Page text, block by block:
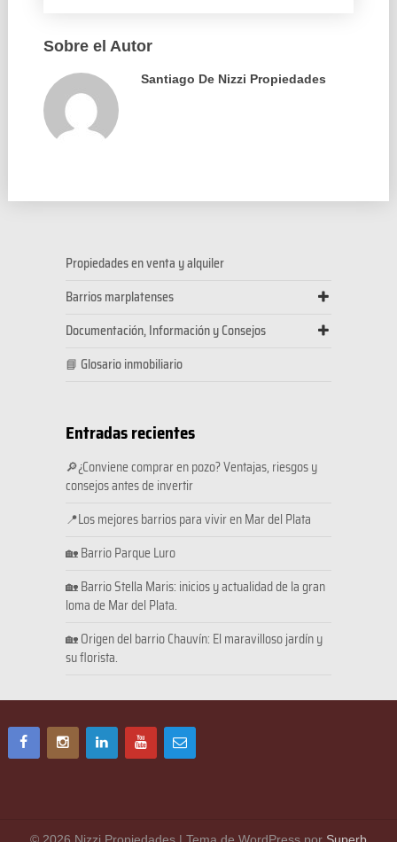
Sobre el Autor
Santiago De Nizzi Propiedades
Propiedades en venta y alquiler
Barrios marplatenses
Documentación, Información y Consejos
📘 Glosario inmobiliario
Entradas recientes
🔎¿Conviene comprar en pozo? Ventajas, riesgos y
consejos antes de invertir
📍Los mejores barrios para vivir en Mar del Plata
🏡 Barrio Parque Luro
🏡 Barrio Stella Maris: inicios y actualidad de la gran
loma de Mar del Plata.
🏡 Origen del barrio Chauvín: El maravilloso jardín y
su florista.